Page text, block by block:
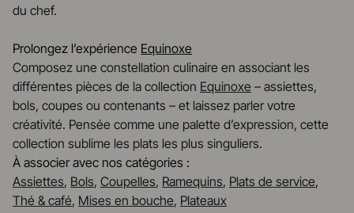
du chef.
Prolongez l’expérience Equinoxe
Composez une constellation culinaire en associant les
différentes pièces de la collection Equinoxe – assiettes,
bols, coupes ou contenants – et laissez parler votre
créativité. Pensée comme une palette d’expression, cette
collection sublime les plats les plus singuliers.
À associer avec nos catégories :
Assiettes, Bols, Coupelles, Ramequins, Plats de service,
Thé & café, Mises en bouche, Plateaux